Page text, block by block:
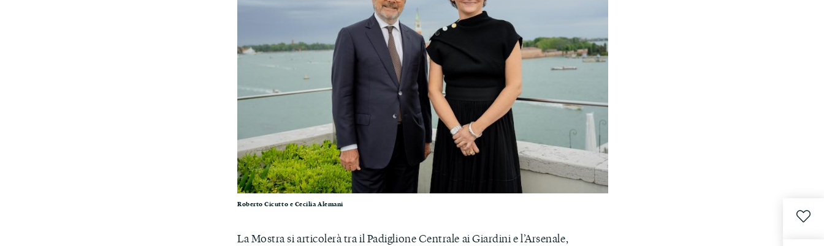
Roberto Cicutto e Cecilia Alemani
La Mostra si articolerà tra il Padiglione Centrale ai Giardini e l’Arsenale,